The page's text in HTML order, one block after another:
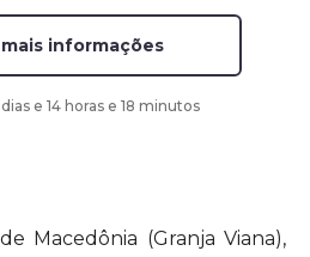
informações
e 14 horas e 18 minutos
Macedônia (Granja Viana),